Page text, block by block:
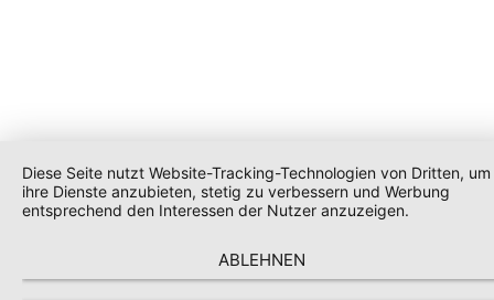
Diese Seite nutzt Website-Tracking-Technologien von Dritten, um
ihre Dienste anzubieten, stetig zu verbessern und Werbung
entsprechend den Interessen der Nutzer anzuzeigen.
ABLEHNEN